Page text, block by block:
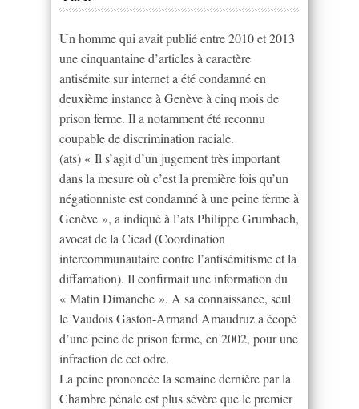
Un homme qui avait publié entre 2010 et 2013
une cinquantaine d’articles à caractère
antisémite sur internet a été condamné en
deuxième instance à Genève à cinq mois de
prison ferme. Il a notamment été reconnu
coupable de discrimination raciale.
(ats) « Il s’agit d’un jugement très important
dans la mesure où c’est la première fois qu’un
négationniste est condamné à une peine ferme à
Genève », a indiqué à l’ats Philippe Grumbach,
avocat de la Cicad (Coordination
intercommunautaire contre l’antisémitisme et la
diffamation). Il confirmait une information du
« Matin Dimanche ». A sa connaissance, seul
le Vaudois Gaston-Armand Amaudruz a écopé
d’une peine de prison ferme, en 2002, pour une
infraction de cet odre.
La peine prononcée la semaine dernière par la
Chambre pénale est plus sévère que le premier